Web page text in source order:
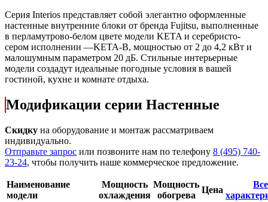
Серия Interios представляет собой элегантно оформленные
настенные внутренние блоки от бренда Fujitsu, выполненные
в перламутрово-белом цвете модели KETA и серебристо-
сером исполнении —KETA-B, мощностью от 2 до 4,2 кВт и
малошумным параметром 20 дБ. Стильные интерьерные
модели создадут идеальные погодные условия в вашей
гостиной, кухне и комнате отдыха.
Модификации серии Настенные
Скидку на оборудование и монтаж рассматриваем
индивидуально.
Отправьте запрос или позвоните нам по телефону 8 (495) 740-
23-24, чтобы получить наше коммерческое предложение.
Наименование
модели
Мощность
охлаждения
Мощность
обогрева
Цена
Все